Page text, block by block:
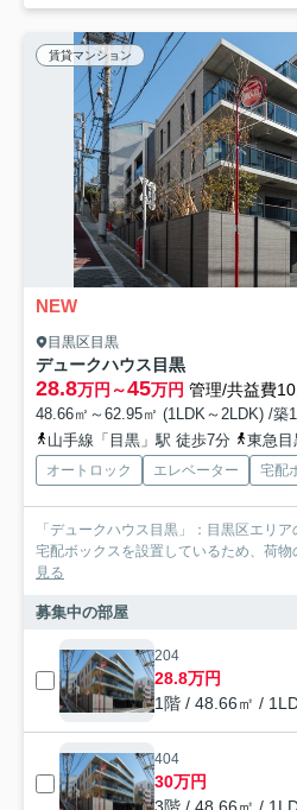
賃貸マンション
NEW
目黒区目黒
デュークハウス目黒
28.8万円～45万円 管理/共益費
48.66㎡～62.95㎡ (1LDK～2LDK) /築
山手線「目黒」駅 徒歩7分
東急
オートロック エレベーター 宅配
「デュークハウス目黒」：目黒区エリ
宅配ボックスを設置しているため、荷
見る
募集中の部屋
204
28.8万円
1階 / 48.66㎡ /
404
30万円